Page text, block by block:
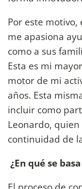
Por este motivo,
me apasiona
como a sus
Esta es mi
motor de mi
años. Esta
incluir como
Leonardo,
continuidad de
¿En qué se